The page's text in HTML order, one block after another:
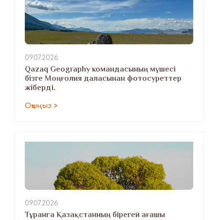
09.07.2026
Qazaq Geography командасының мүшесі
бізге Моңғолия даласынан фотосуреттер
жіберді.
Оқыңыз >
09.07.2026
Тұранга Қазақстанның бірегей ағашы